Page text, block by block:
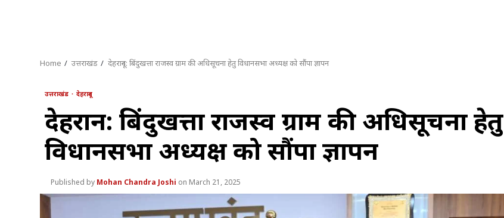
Home उत्तराखंड देहरादून: बिंदुखत्ता राजस्व ग्राम की अधिसूचना हेतु विधानसभा अध्यक्ष को सौंपा ज्ञापन
उत्तराखंड देहरादून
देहरादून: बिंदुखत्ता राजस्व ग्राम की अधिसूचना हेतु
विधानसभा अध्यक्ष को सौंपा ज्ञापन
Mohan Chandra Joshi March 21, 2025